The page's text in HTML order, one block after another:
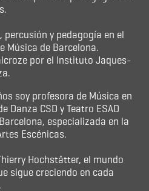
y pedagogía en el
Música de Barcelona.
por el Instituto Jaques-
soy profesora de Música en
Danza CSD y Teatro ESAD
especializada en la
Escénicas.
Hochstätter, el mundo
sigue creciendo en cada